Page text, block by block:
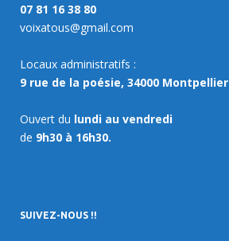
07 81 16 38 80
voixatous@gmail.com
Locaux administratifs :
9 rue de la poésie, 34000 Montpellier
Ouvert du lundi au vendredi
de 9h30 à 16h30.
SUIVEZ-NOUS !!